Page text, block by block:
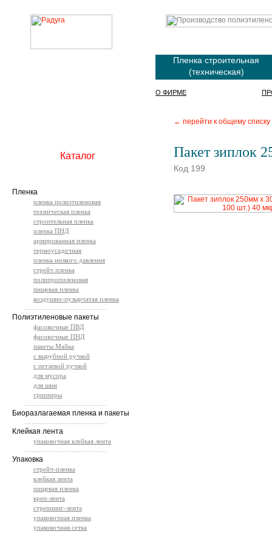
Пленка строительная
(техническая)
О ФИРМЕ
← перейти к общему списку
Пакет зиплок
Код 199
Каталог
Пленка
пленка полиэтиленовая
техническая пленка
строительная пленка
пленка ПНД
армированная пленка
термоусадочная
пленка низкого давления
стрейч пленка
полипропиленовая
пищевая пленка
воздушно-пузырчатая пленка
Полиэтиленовые пакеты
фасовочные ПВД
фасовочные ПНД
пакеты Майка
с вырубной ручкой
с петлевой ручкой
для мусора
для шин
грипперы
Биоразлагаемая пленка и пакеты
Клейкая лента
упаковочная клейкая лента
Упаковка
стрейч-пленка
клейкая лента
пищевая пленка
креп-лента
стреппинг-лента
упаковочная пленка
упаковочная сетка